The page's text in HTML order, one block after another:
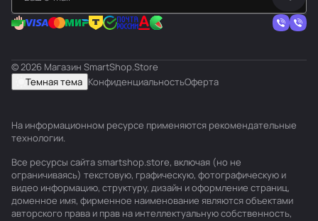
© 2026 Магазин SmartShop.Store
Темная тема КонфиденциальностьОферта
На информационном ресурсе применяются рекомендательные
технологии.
Все ресурсы сайта smartshop.store, включая (но не
ограничиваясь) текстовую, графическую, фотографическую и
видео информацию, структуру, дизайн и оформление страниц,
доменное имя, фирменное наименование являются объектами
авторского права и прав на интеллектуальную собственность,